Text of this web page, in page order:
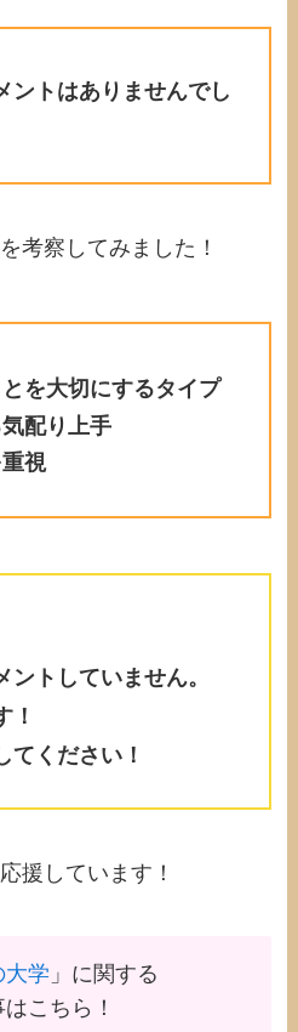
ントはありませんでし
考察してみました！
を大切にするタイプ
配り上手
視
トしていません。
！
てください！
援しています！
大学 」に関する
こちら！